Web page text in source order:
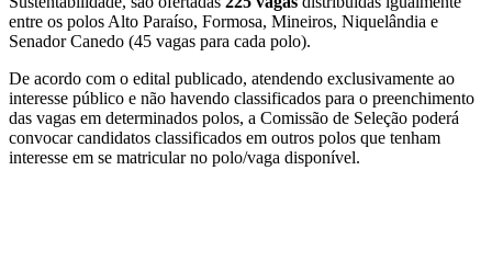
entre os polos Alto Paraíso, Formosa, Mineiros, Niquelândia e
Senador Canedo (45 vagas para cada polo).
De acordo com o edital publicado, atendendo exclusivamente ao
interesse público e não havendo classificados para o preenchimento
das vagas em determinados polos, a Comissão de Seleção poderá
convocar candidatos classificados em outros polos que tenham
interesse em se matricular no polo/vaga disponível.